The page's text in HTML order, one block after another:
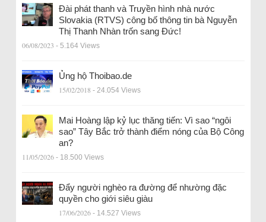
Đài phát thanh và Truyền hình nhà nước
Slovakia (RTVS) công bố thông tin bà Nguyễn
Thị Thanh Nhàn trốn sang Đức!
06/08/2023 - 5.164 Views
Ủng hộ Thoibao.de
15/02/2018 - 24.054 Views
Mai Hoàng lập kỷ lục thăng tiến: Vì sao “ngôi
sao” Tây Bắc trở thành điểm nóng của Bộ Công
an?
11/05/2026 - 18.500 Views
Đẩy người nghèo ra đường để nhường đặc
quyền cho giới siêu giàu
17/06/2026 - 14.527 Views